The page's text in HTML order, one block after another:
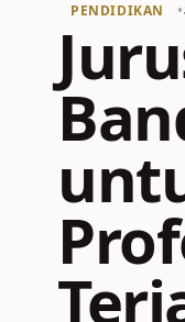
PENDIDIKAN •